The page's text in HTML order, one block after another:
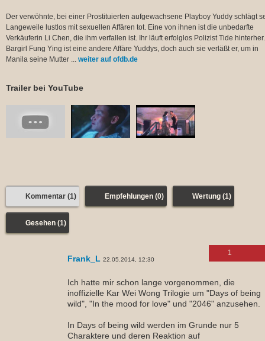
Der verwöhnte, bei einer Prostituierten aufgewachsene Playboy Yuddy schlägt
Langeweile lustlos mit sexuellen Affären tot. Eine von ihnen ist die unbedarfte
Verkäuferin Li Chen, die ihm verfallen ist. Ihr läuft erfolglos Polizist Tide hinterher.
Bargirl Fung Ying ist eine andere Affäre Yuddys, doch auch sie verläßt er, um in
Manila seine Mutter ... weiter auf ofdb.de
Trailer bei YouTube
Kommentar (1) Empfehlungen (0) Wertung (1)
Gesehen (1)
Frank_L 22.05.2014, 12:30
Ich hatte mir schon lange vorgenommen, die
inoffizielle Kar Wei Wong Trilogie um "Days of being
wild", "In the mood for love" und "2046" anzusehen.
In Days of being wild werden im Grunde nur 5
Charaktere und deren Reaktion auf
1